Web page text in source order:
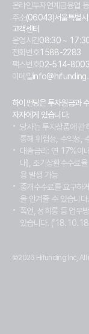
온라인투자연계금융업
주소(06043)서울특별
고객센터
운영시간08:30 ~
전화번호1588-2283
팩스번호02-514-8003
이메일
하이펀딩은 투자원금과
자자에게 있습니다.
당사는 투자상품에 관
통해 위험성, 수익성,
대출금리: 연 17%이
내), 조기상환수수료
용 발생 가능
중개수수료를 요구하
을 안겨줄 수 있습니
폭언, 성희롱 등 업무
있습니다. (’18.10.18
©2026 Hifunding Inc, All